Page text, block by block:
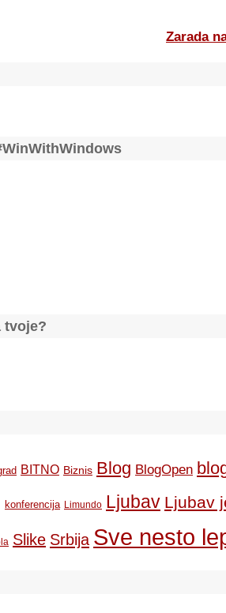
Zarada
tvoje?
BITNO Biznis Blog BlogOpen
konferencija Limundo Ljubav Ljubav
Slike Srbija Sve nesto